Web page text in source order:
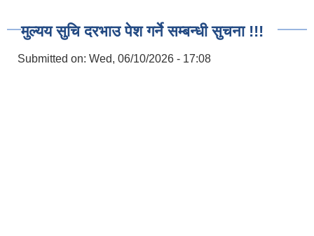
मुल्यय सुचि दरभाउ पेश गर्ने सम्बन्धी सुचना !!!
Submitted on: Wed, 06/10/2026 - 17:08